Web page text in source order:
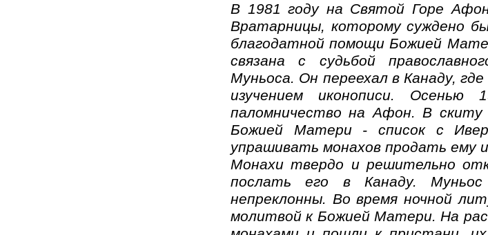
В 1981 году на Святой Горе
Вратарницы, которому суждено
благодатной помощи Божией
связана с судьбой
Муньоса. Он переехал в Канаду,
изучением иконописи.
паломничество на Афон. В скиту
Божией Матери - список с
упрашивать монахов продать ему
Монахи твердо и решительно
послать его в Канаду.
непреклонны. Во время ночной
молитвой к Божией Матери. На